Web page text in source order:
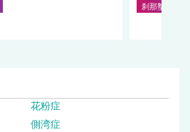
刹那塾ライブ
花粉症
側湾症